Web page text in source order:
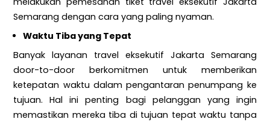
Semarang dengan cara yang paling nyaman.
Waktu Tiba yang Tepat
Banyak layanan travel eksekutif Jakarta Semarang
door-to-door berkomitmen untuk memberikan
ketepatan waktu dalam pengantaran penumpang ke
tujuan. Hal ini penting bagi pelanggan yang ingin
memastikan mereka tiba di tujuan tepat waktu tanpa